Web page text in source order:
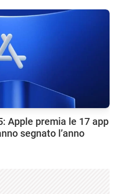
Apple premia le 17 app
segnato l’anno